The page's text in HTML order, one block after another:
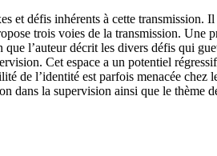
et défis inhérents à cette transmission.
trois voies de la transmission. Une
l’auteur décrit les divers défis qui
Cet espace a un potentiel
de l’identité est parfois menacée chez
la supervision ainsi que le thème